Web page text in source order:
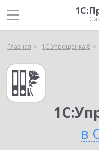
Главная 1С:Упрощенка 8
в